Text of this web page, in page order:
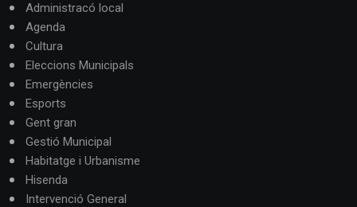
Administracó local
Agenda
Cultura
Eleccions Municipals
Emergències
Esports
Gent gran
Gestió Municipal
Habitatge i Urbanisme
Hisenda
Intervenció General